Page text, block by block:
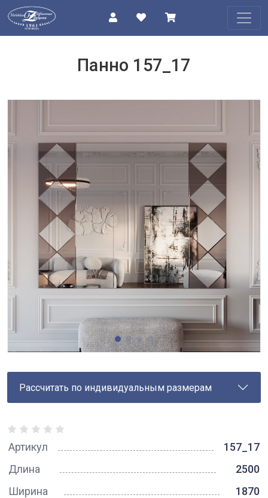
ПРОЕКТЫ
КОНТАКТЫ
Панно 157_17
Рассчитать по индивидуальным размерам
Артикул
157_17
Длина
2500
Ширина
1870